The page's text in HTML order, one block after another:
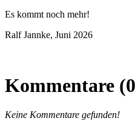
Es kommt noch mehr!
Ralf Jannke, Juni 2026
Kommentare
Keine Kommentare gefunden!